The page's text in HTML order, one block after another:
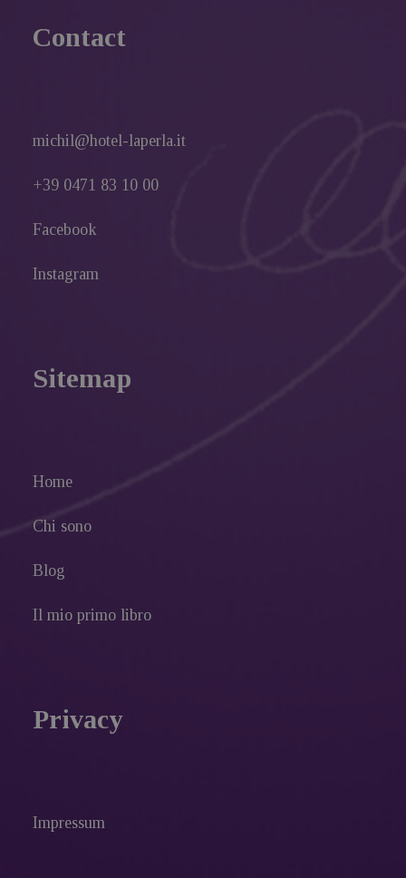
Contact
michil@hotel-laperla.it
+39 0471 83 10 00
Facebook
Instagram
Sitemap
Home
Chi sono
Blog
Il mio primo libro
Privacy
Impressum